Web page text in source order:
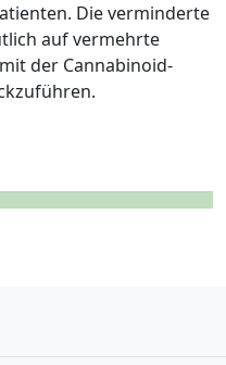
Die verminderte
auf vermehrte
der Cannabinoid-